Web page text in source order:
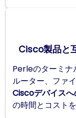
Cisco製品と
Perleのターミナ
ルーター、ファ
Ciscoデバイス
の時間とコスト